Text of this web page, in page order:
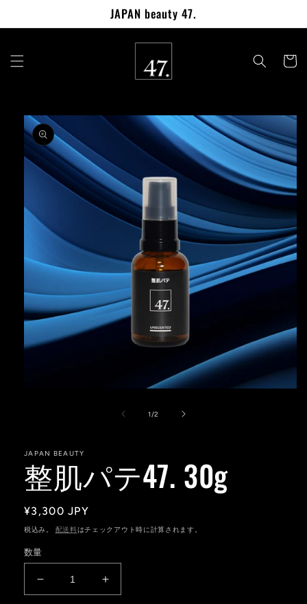
進む
JAPAN beauty 47.
ー
商品情
報にス
キップ
メ
デ
ィ
ア
(1)
を
開
1 /の
2
JAPAN BEAUTY
整肌パテ47. 30g
通
常
格
¥3,300 JPY
税込み。 配送料はチェックアウト時に計算されます。
数量
整